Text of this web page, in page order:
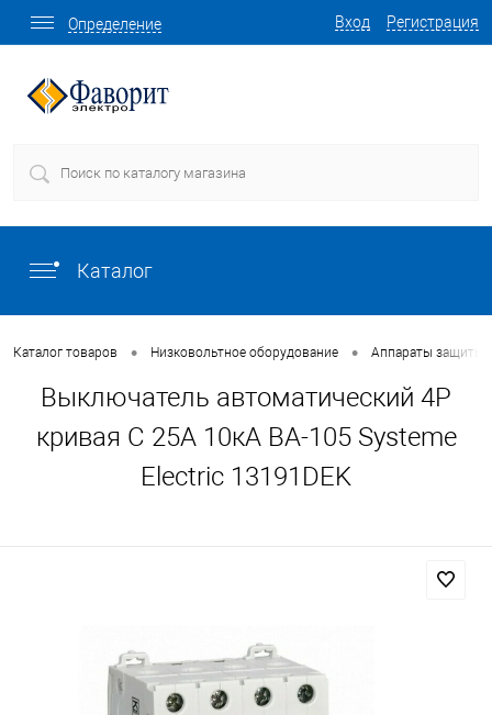
Вход Регистрация
Определение
Каталог
Каталог товаров • Низковольтное оборудование • Аппараты защиты
Выключатель автоматический 4P
кривая C 25A 10кА ВА-105 Systeme
Electric 13191DEK